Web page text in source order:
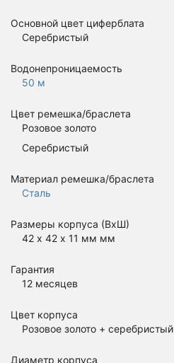
Основной цвет циферблата
Серебристый
Водонепроницаемость
50 м
Цвет ремешка/браслета
Розовое золото
Серебристый
Материал ремешка/браслета
Сталь
Размеры корпуса (ВхШ)
42 х 42 х 11 мм мм
Гарантия
12 месяцев
Цвет корпуса
Розовое золото + серебристый
Диаметр корпуса